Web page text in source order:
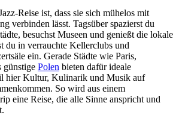
Reise ist, dass sie sich mühelos mit
verbinden lässt. Tagsüber spazierst du
besuchst Museen und genießt die lokale
du in verrauchte Kellerclubs und
ein. Gerade Städte wie Paris,
günstige Polen bieten dafür ideale
hier Kultur, Kulinarik und Musik auf
So wird aus einem
eine Reise, die alle Sinne anspricht und